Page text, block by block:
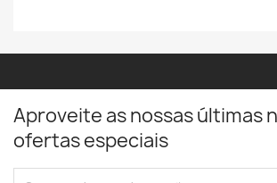
Aproveite as nossas últimas
ofertas especiais